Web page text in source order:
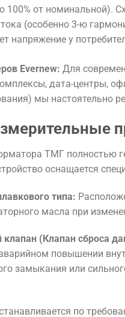
100% от номинальной).
(особенно 3-ю
напряжение у
Evernew: Для
дата-центры,
мы настоятельно
ТМГ полностью
оснащается
типа:
масла при
(Клапан сброса
повышении
замыкания или
по